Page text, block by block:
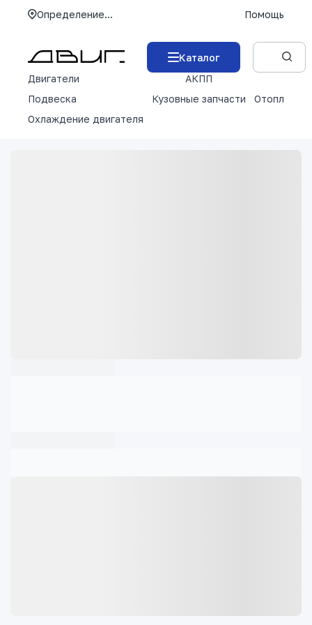
Определение... Помощь
Каталог
Двигатели
АКПП
Подвеска
Кузовные запчасти
Отопление
Охлаждение двигателя